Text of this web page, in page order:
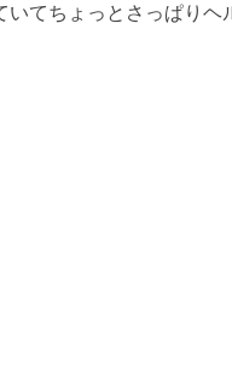
てちょっとさっぱりヘ